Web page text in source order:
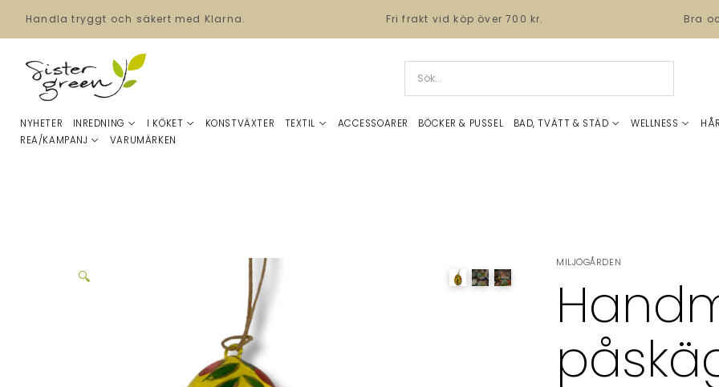
Handla tryggt och säkert med Klarna. Fri frakt vid köp över 700 kr. Bra
NYHETER INREDNING I KÖKET KONSTVÄXTER TEXTIL ACCESSOARER BÖCKER & PUSSEL BAD, TVÄTT & STÄD WELLNESS
REA/KAMPANJ
VARUMÄRKEN
🔍
MILJÖGÅRDEN